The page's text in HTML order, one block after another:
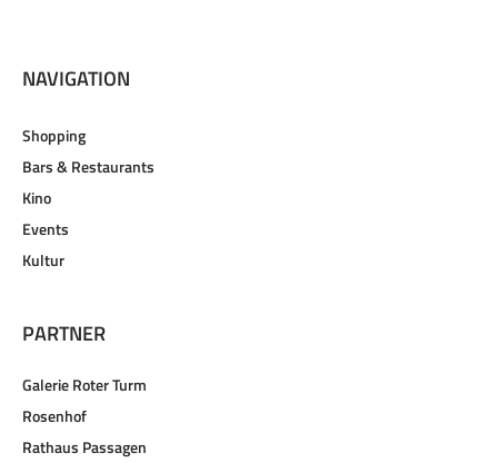
NAVIGATION
Shopping
Bars & Restaurants
Kino
Events
Kultur
PARTNER
Galerie Roter Turm
Rosenhof
Rathaus Passagen